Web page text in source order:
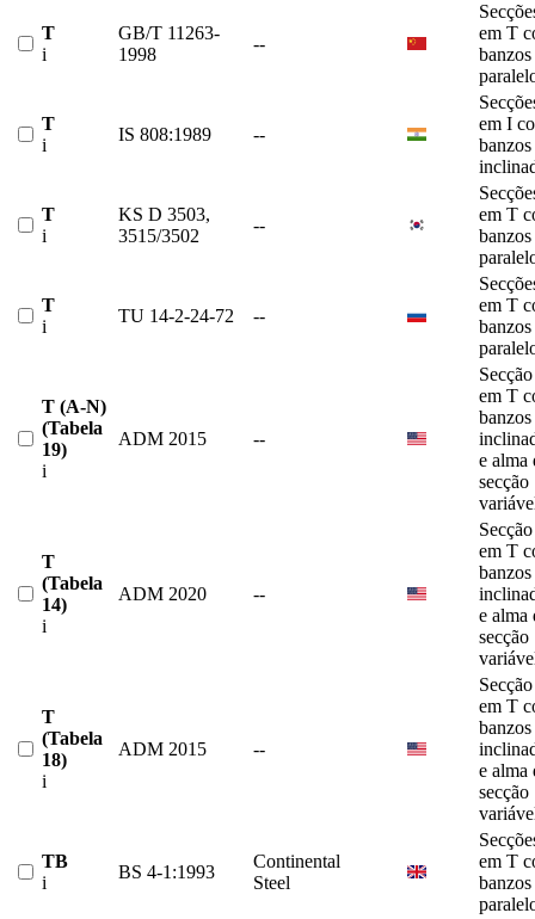
T
i
GB/T 11263-
1998
--
em T
banzos
T
i
IS 808:1989 --
em I
banzos
T
i
KS D 3503,
3515/3502
--
em T
banzos
T
i
TU 14-2-24-72 --
em T
banzos
T (A-N)
(Tabela
19)
i
ADM 2015 --
Secção
em T
banzos
e alma
secção
T
(Tabela
14)
i
ADM 2020 --
Secção
em T
banzos
e alma
secção
T
(Tabela
18)
i
ADM 2015 --
Secção
em T
banzos
e alma
secção
TB
i
BS 4-1:1993
Continental
Steel
em T
banzos